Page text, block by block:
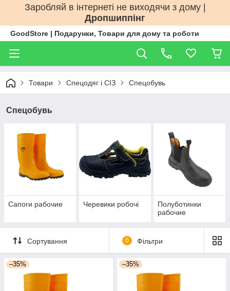
Заробляй в інтернеті не виходячи з дому |
Дропшиппінг
GoodStore | Подарунки, Товари для дому та роботи
Товари Спецодяг і СІЗ Спецобувь
Спецобувь
Сапоги рабочие Черевики робочі
Полуботинки
рабочие
Сортування 0 Фільтри
–35% –35%